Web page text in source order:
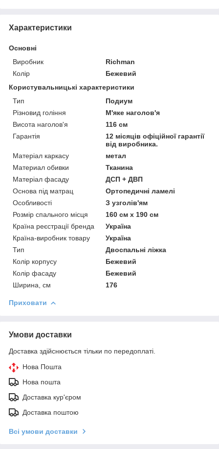
Характеристики
Основні
Виробник
Richman
Колір
Бежевий
Користувальницькі характеристики
Тип
Подиум
Різновид гоління
М'яке наголов'я
Висота наголов'я
116 см
Гарантія
12 місяців офіційної гарантії
від виробника.
Матеріал каркасу
метал
Материал обивки
Тканина
Матеріал фасаду
ДСП + ДВП
Основа під матрац
Ортопедичні ламелі
Особливості
З узголів'ям
Розмір спального місця
160 см х 190 см
Країна реєстрації бренда
Україна
Країна-виробник товару
Україна
Тип
Двоспальні ліжка
Колір корпусу
Бежевий
Колір фасаду
Бежевий
Ширина, см
176
Приховати
Умови доставки
Доставка здійснюється тільки по передоплаті.
Нова Пошта
Нова пошта
Доставка кур'єром
Доставка поштою
Всі умови доставки